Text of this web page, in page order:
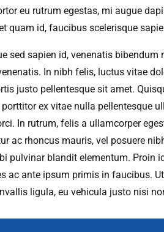
eu rutrum egestas, mi augue
quam id, faucibus scelerisque
sed sapien id, venenatis
In nibh felis, luctus vitae
justo pellentesque sit amet.
ex vitae nulla pellentesque
In rutrum, felis a ullamcorper
ac rhoncus mauris, vel posuere
pulvinar blandit elementum. Proin
ac ante ipsum primis in faucibus.
ligula, eu vehicula justo nisi